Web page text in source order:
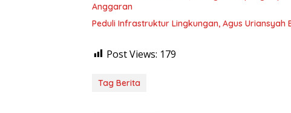
Anggaran
Peduli Infrastruktur Lingkungan, Agus
Post Views: 179
Tag Berita